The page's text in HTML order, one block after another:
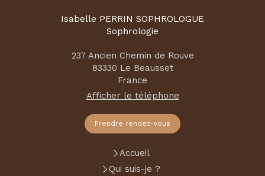
Isabelle PERRIN SOPHROLOGUE
Sophrologie
237 Ancien Chemin de Rouve
83330 Le Beausset
France
Afficher le téléphone
Prendre rendez-vous
Accueil
Qui suis-je ?